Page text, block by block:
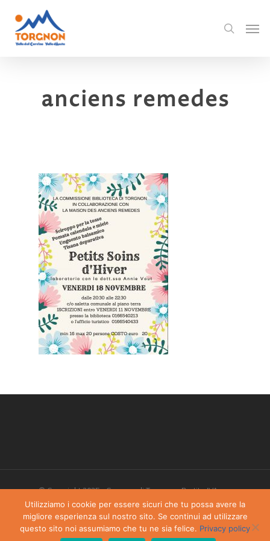
anciens remedes
© Copyright 2025 - Comune di Torgnon - Partita IVA:
00405970070
Privacy Policy-Dichiarazione di accessibilità
Utilizziamo i cookie per essere sicuri che tu possa avere la
migliore esperienza sul nostro sito. Se continui ad utilizzare
questo sito noi assumiamo che tu ne sia felice. Privacy policy